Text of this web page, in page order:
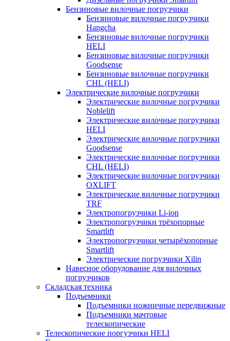
Бензиновые вилочные погрузчики
Бензиновые вилочные погрузчики
Hangcha
Бензиновые вилочные погрузчики
HELI
Бензиновые вилочные погрузчики
Goodsense
Бензиновые вилочные погрузчики
CHL (HELI)
Электрические вилочные погрузчики
Электрические вилочные погрузчики
Noblelift
Электрические вилочные погрузчики
HELI
Электрические вилочные погрузчики
Goodsense
Электрические вилочные погрузчики
CHL (HELI)
Электрические вилочные погрузчики
OXLIFT
Электрические вилочные погрузчики
TRF
Электропогрузчики Li-ion
Электропогрузчики трёхопорные
Smartlift
Электропогрузчики четырёхопорные
Smartlift
Электрические погрузчики Xilin
Навесное оборудование для вилочных
погрузчиков
Складская техника
Подъемники
Подъемники ножничные передвижные
Подъемники мачтовые
телескопические
Телескопические поргузчики HELI